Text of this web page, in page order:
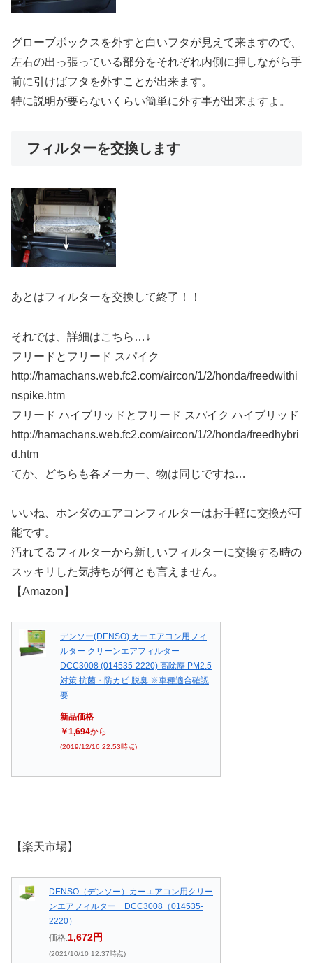
グローブボックスを外すと白いフタが見えて来ますので、
左右の出っ張っている部分をそれぞれ内側に押しながら手
前に引けばフタを外すことが出来ます。
特に説明が要らないくらい簡単に外す事が出来ますよ。
フィルターを交換します
あとはフィルターを交換して終了！！
それでは、詳細はこちら…↓
フリードとフリード スパイク
http://hamachans.web.fc2.com/aircon/1/2/honda/freedwithi
nspike.htm
フリード ハイブリッドとフリード スパイク ハイブリッド
http://hamachans.web.fc2.com/aircon/1/2/honda/freedhybri
d.htm
てか、どちらも各メーカー、物は同じですね…
いいね、ホンダのエアコンフィルターはお手軽に交換が可
能です。
汚れてるフィルターから新しいフィルターに交換する時の
スッキリした気持ちが何とも言えません。
【Amazon】
デンソー(DENSO) カーエアコン用フィ
ルター クリーンエアフィルター
DCC3008 (014535-2220) 高除塵 PM2.5
対策 抗菌・防カビ 脱臭 ※車種適合確認
要
新品価格
￥1,694から
(2019/12/16 22:53時点)
【楽天市場】
DENSO（デンソー）カーエアコン用クリー
ンエアフィルター DCC3008（014535-
2220）
価格:1,672円
(2021/10/10 12:37時点)